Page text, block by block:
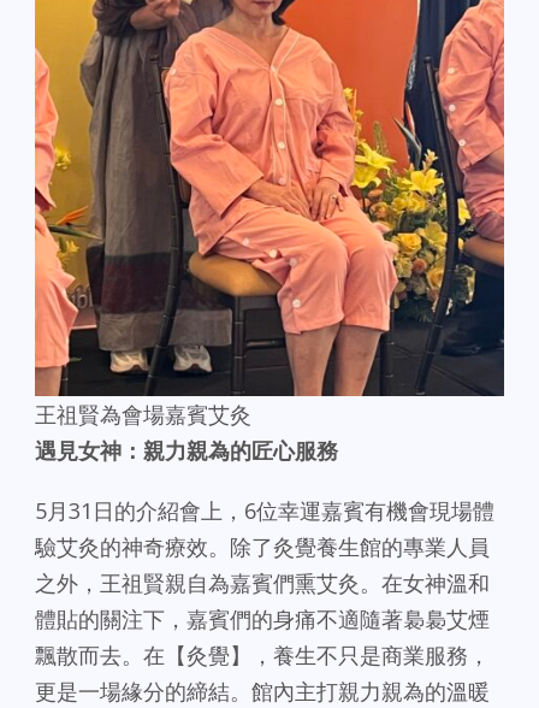
王祖賢為會場嘉賓艾灸
遇見女神：親力親為的匠心服務
5月31日的介紹會上，6位幸運嘉賓有機會現場體
驗艾灸的神奇療效。除了灸覺養生館的專業人員
之外，王祖賢親自為嘉賓們熏艾灸。在女神溫和
體貼的關注下，嘉賓們的身痛不適隨著裊裊艾煙
飄散而去。在【灸覺】，養生不只是商業服務，
更是一場緣分的締結。館內主打親力親為的溫暖